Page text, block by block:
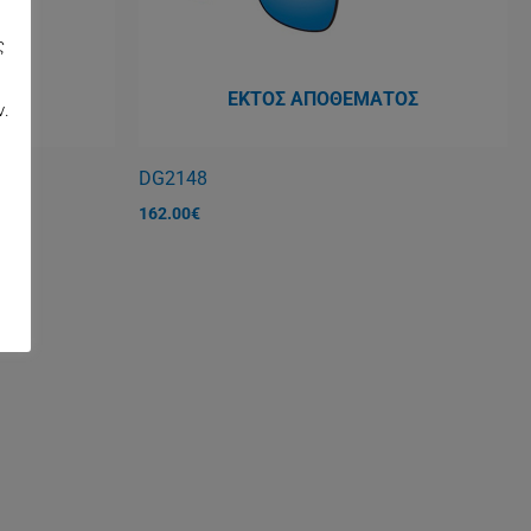
ΕΚΤΌΣ ΑΠΟΘΈΜΑΤΟΣ
DG2148
162.00€